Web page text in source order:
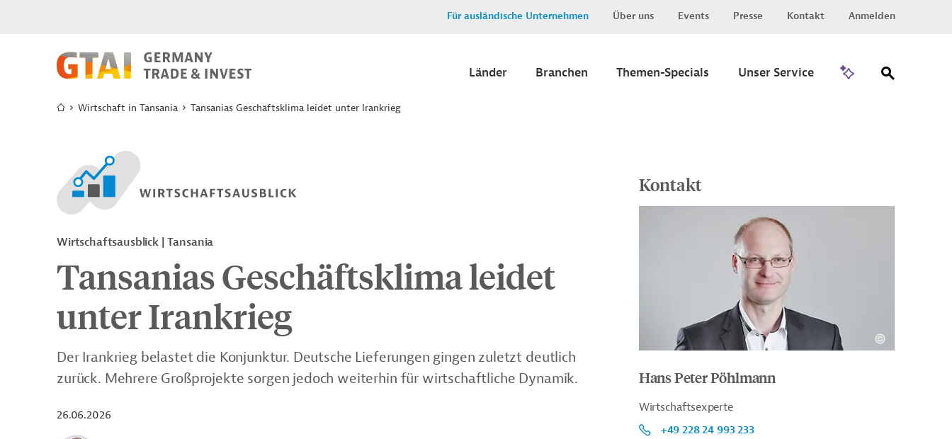
Für ausländische Unternehmen Über uns Events Presse Kontakt Anmelden
Länder Branchen Themen-Specials Unser Service
Wirtschaft in Tansania Tansanias Geschäftsklima leidet unter Irankrieg
Wirtschaftsausblick | Tansania
Tansanias Geschäftsklima leidet
unter Irankrieg
Der Irankrieg belastet die Konjunktur. Deutsche Lieferungen gingen zuletzt deutlich
zurück. Mehrere Großprojekte sorgen jedoch weiterhin für wirtschaftliche Dynamik.
26.06.2026
Kontakt
Hans Peter Pöhlmann
Wirtschaftsexperte
+49 228 24 993 233